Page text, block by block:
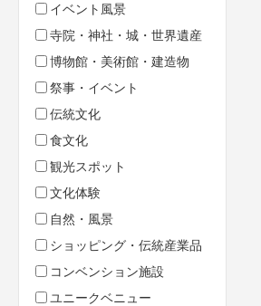
イベント風景
寺院・神社・城・世界遺産
博物館・美術館・建造物
祭事・イベント
伝統文化
食文化
観光スポット
文化体験
自然・風景
ショッピング・伝統産業品
コンベンション施設
ユニークベニュー